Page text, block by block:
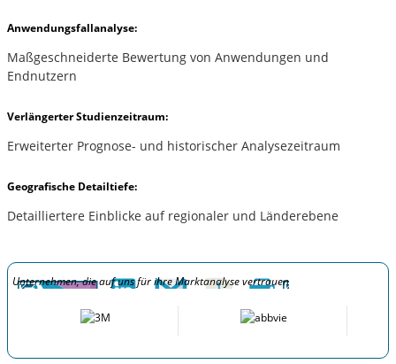
Anwendungsfallanalyse:
Maßgeschneiderte Bewertung von Anwendungen und
Endnutzern
Verlängerter Studienzeitraum:
Erweiterter Prognose- und historischer Analysezeitraum
Geografische Detailtiefe:
Detailliertere Einblicke auf regionaler und Länderebene
Unternehmen, die auf uns für ihre Marktanalyse vertrauen